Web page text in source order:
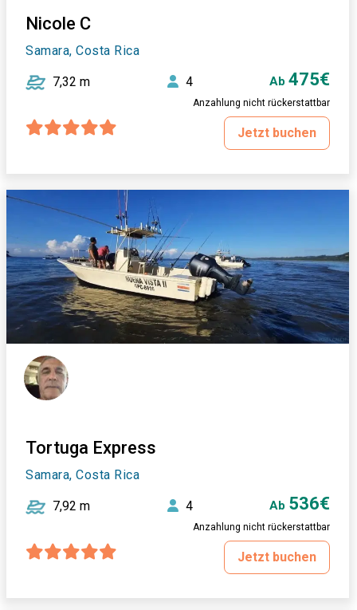
Nicole C
Samara, Costa Rica
7,32 m 4 Ab 475€
Anzahlung nicht rückerstattbar
Jetzt buchen
Tortuga Express
Samara, Costa Rica
7,92 m 4 Ab 536€
Anzahlung nicht rückerstattbar
Jetzt buchen